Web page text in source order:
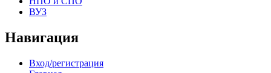
ВУЗ
Навигация
Вход/регистрация